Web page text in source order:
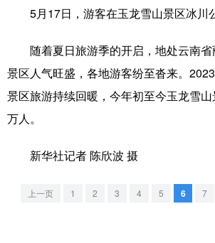
彩票 娱乐 时尚
北京 天津 河北
5月17日，游客在玉龙雪山景区冰川公
随着夏日旅游季的开启，地处云南省
景区人气旺盛，各地游客纷至沓来。
景区旅游持续回暖，今年初至今玉龙雪
万人。
新华社记者 陈欣波 摄
上一页 1 2 3 4 5 6 7